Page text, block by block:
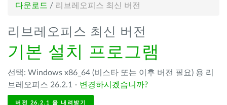
다운로드 / 리브레오피스 최신 버전
리브레오피스 최신 버전
기본 설치 프로그램
선택: Windows x86_64 (비스타 또는 이후 버전 필요) 용 리
브레오피스 26.2.1 - 변경하시겠습니까?
버전 26.2.1 을 내려받기